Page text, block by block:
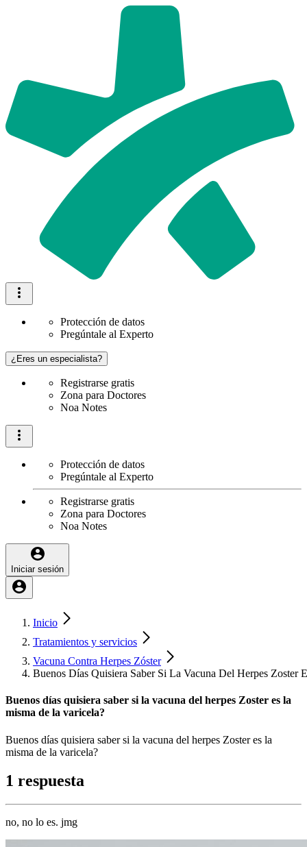
Protección de datos
Pregúntale al Experto
¿Eres un especialista?
Registrarse gratis
Zona para Doctores
Noa Notes
Protección de datos
Pregúntale al Experto
Registrarse gratis
Zona para Doctores
Noa Notes
Iniciar sesión
Inicio
Tratamientos y servicios
Vacuna Contra Herpes Zóster
Buenos Días Quisiera Saber Si La Vacuna Del Herpes Zoster
Buenos días quisiera saber si la vacuna del herpes Zoster es la
misma de la varicela?
Buenos días quisiera saber si la vacuna del herpes Zoster es la
misma de la varicela?
1 respuesta
no, no lo es. jmg